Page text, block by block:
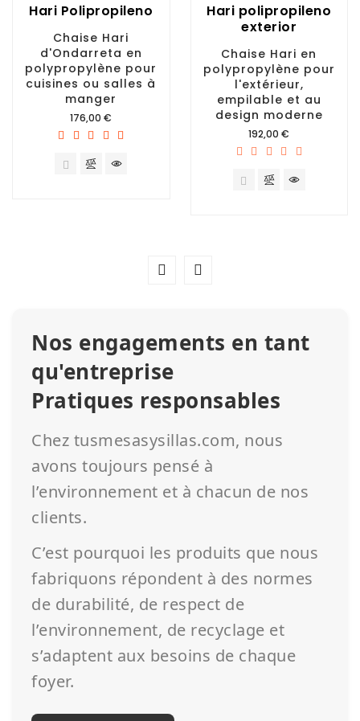
Hari Polipropileno
Chaise Hari
d'Ondarreta en
polypropylène pour
cuisines ou salles à
manger
Prix
176,00 €
Hari polipropileno
exterior
Chaise Hari en
polypropylène pour
l'extérieur,
empilable et au
design moderne
Prix
192,00 €
Nos engagements en tant
qu'entreprise
Pratiques responsables
Chez tusmesasysillas.com, nous
avons toujours pensé à
l’environnement et à chacun de nos
clients.
C’est pourquoi les produits que nous
fabriquons répondent à des normes
de durabilité, de respect de
l’environnement, de recyclage et
s’adaptent aux besoins de chaque
foyer.